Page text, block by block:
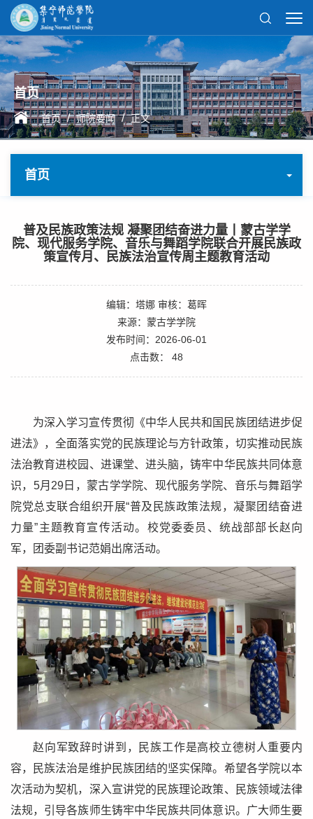
首页
首页 / 师院要闻 / 正文
首页
普及民族政策法规 凝聚团结奋进力量丨蒙古学学
院、现代服务学院、音乐与舞蹈学院联合开展民族政
策宣传月、民族法治宣传周主题教育活动
编辑：塔娜 审核：葛晖
来源：蒙古学学院
发布时间：2026-06-01
点击数： 48
为深入学习宣传贯彻《中华人民共和国民族团结进步促
进法》，全面落实党的民族理论与方针政策，切实推动民族
法治教育进校园、进课堂、进头脑，铸牢中华民族共同体意
识，5月29日，蒙古学学院、现代服务学院、音乐与舞蹈学
院党总支联合组织开展“普及民族政策法规，凝聚团结奋进
力量”主题教育宣传活动。校党委委员、统战部部长赵向
军，团委副书记范娟出席活动。
赵向军致辞时讲到，民族工作是高校立德树人重要内
容，民族法治是维护民族团结的坚实保障。希望各学院以本
次活动为契机，深入宣讲党的民族理论政策、民族领域法律
法规，引导各族师生铸牢中华民族共同体意识。广大师生要